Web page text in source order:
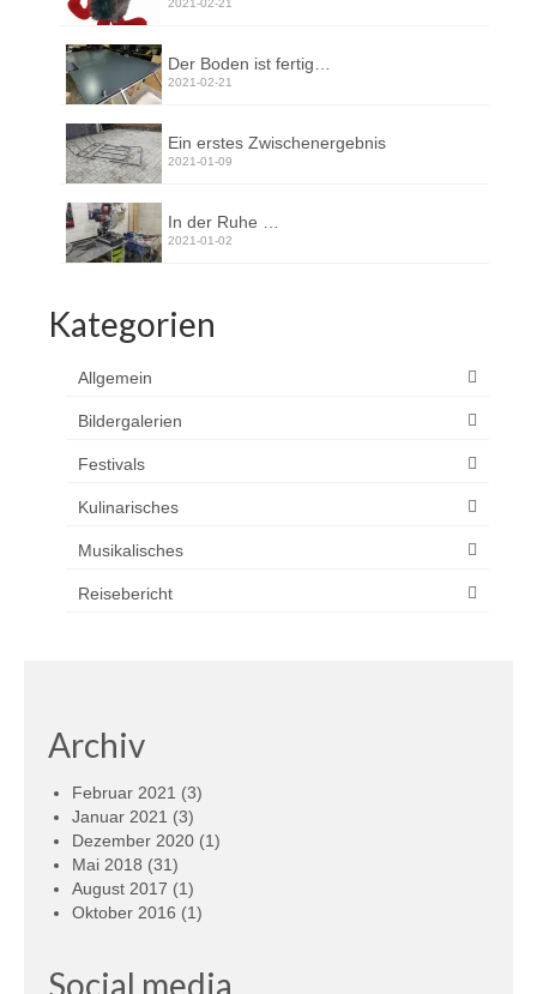
2021-02-21
Der Boden ist fertig…
2021-02-21
Ein erstes Zwischenergebnis
2021-01-09
In der Ruhe …
2021-01-02
Kategorien
Allgemein
Bildergalerien
Festivals
Kulinarisches
Musikalisches
Reisebericht
Archiv
Februar 2021 (3)
Januar 2021 (3)
Dezember 2020 (1)
Mai 2018 (31)
August 2017 (1)
Oktober 2016 (1)
Social media